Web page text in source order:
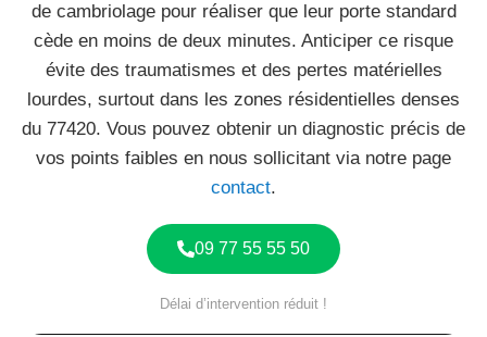
de cambriolage pour réaliser que leur porte standard
cède en moins de deux minutes. Anticiper ce risque
évite des traumatismes et des pertes matérielles
lourdes, surtout dans les zones résidentielles denses
du 77420. Vous pouvez obtenir un diagnostic précis de
vos points faibles en nous sollicitant via notre page
contact.
09 77 55 55 50
Délai d’intervention réduit !